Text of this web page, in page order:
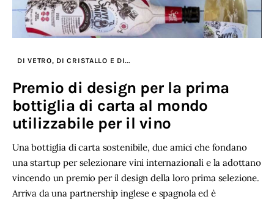
Contatti
DI VETRO, DI CRISTALLO E DI...
Premio di design per la prima
bottiglia di carta al mondo
utilizzabile per il vino
Una bottiglia di carta sostenibile, due amici che fondano
una startup per selezionare vini internazionali e la adottano
vincendo un premio per il design della loro prima selezione.
Arriva da una partnership inglese e spagnola ed è